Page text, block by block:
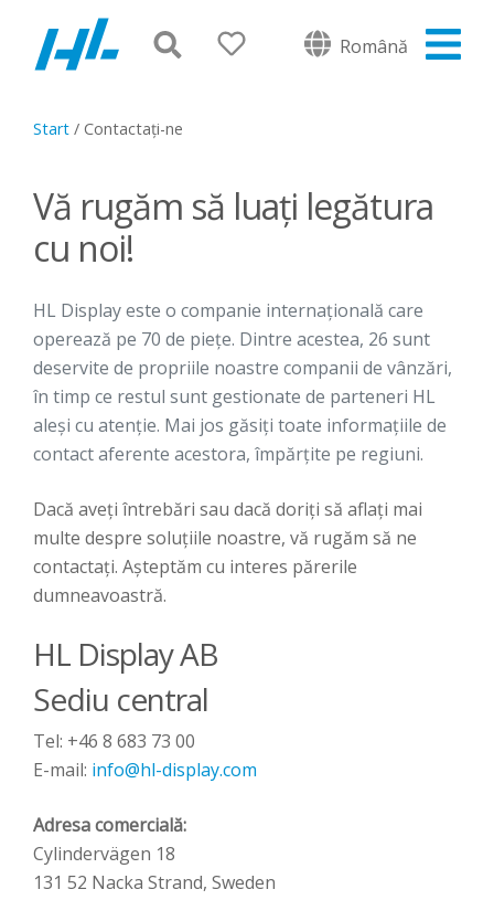
Română
Start / Contactați-ne
Vă rugăm să luați legătura
cu noi!
HL Display este o companie internațională care
operează pe 70 de piețe. Dintre acestea, 26 sunt
deservite de propriile noastre companii de vânzări,
în timp ce restul sunt gestionate de parteneri HL
aleși cu atenție. Mai jos găsiți toate informațiile de
contact aferente acestora, împărțite pe regiuni.
Dacă aveți întrebări sau dacă doriți să aflați mai
multe despre soluțiile noastre, vă rugăm să ne
contactați. Așteptăm cu interes părerile
dumneavoastră.
HL Display AB
Sediu central
Tel: +46 8 683 73 00
E-mail: info@hl-display.com
Adresa comercială:
Cylindervägen 18
131 52 Nacka Strand, Sweden